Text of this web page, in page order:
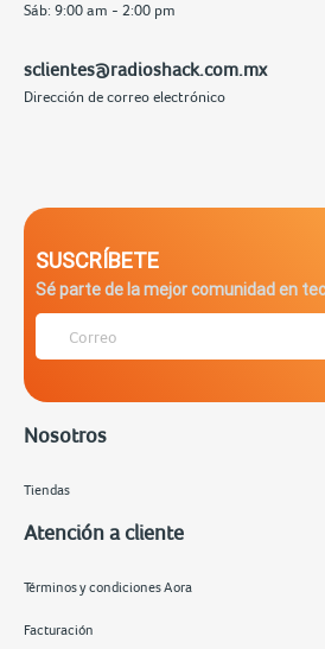
Sáb: 9:00 am - 2:00 pm
sclientes@radioshack.com.mx
Dirección de correo electrónico
SUSCRÍBETE
Sé parte de la mejor comunidad en
Nosotros
Tiendas
Atención a cliente
Términos y condiciones Aora
Facturación